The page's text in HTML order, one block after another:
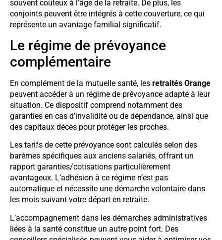
souvent coûteux à l’âge de la retraite. De plus, les
conjoints peuvent être intégrés à cette couverture, ce qui
représente un avantage familial significatif.
Le régime de prévoyance
complémentaire
En complément de la mutuelle santé, les retraités Orange
peuvent accéder à un régime de prévoyance adapté à leur
situation. Ce dispositif comprend notamment des
garanties en cas d’invalidité ou de dépendance, ainsi que
des capitaux décès pour protéger les proches.
Les tarifs de cette prévoyance sont calculés selon des
barèmes spécifiques aux anciens salariés, offrant un
rapport garanties/cotisations particulièrement
avantageux. L’adhésion à ce régime n’est pas
automatique et nécessite une démarche volontaire dans
les mois suivant votre départ en retraite.
L’accompagnement dans les démarches administratives
liées à la santé constitue un autre point fort. Des